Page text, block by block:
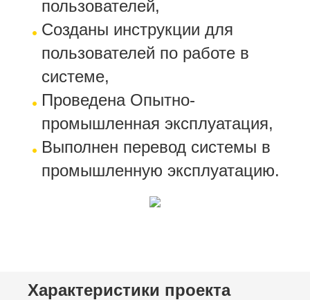
пользователей,
Созданы инструкции для
пользователей по работе в
системе,
Проведена Опытно-
промышленная эксплуатация,
Выполнен перевод системы в
промышленную эксплуатацию.
Характеристики проекта